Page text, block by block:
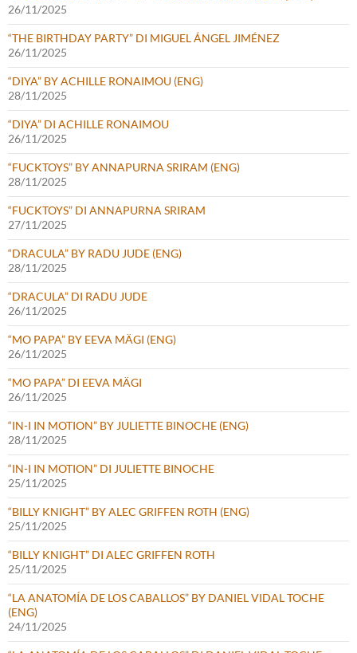
26/11/2025
“THE BIRTHDAY PARTY” DI MIGUEL ÁNGEL JIMÉNEZ
26/11/2025
“DIYA” BY ACHILLE RONAIMOU (ENG)
28/11/2025
“DIYA” DI ACHILLE RONAIMOU
26/11/2025
“FUCKTOYS” BY ANNAPURNA SRIRAM (ENG)
28/11/2025
“FUCKTOYS” DI ANNAPURNA SRIRAM
27/11/2025
“DRACULA” BY RADU JUDE (ENG)
28/11/2025
“DRACULA” DI RADU JUDE
26/11/2025
“MO PAPA” BY EEVA MÄGI (ENG)
26/11/2025
“MO PAPA” DI EEVA MÄGI
26/11/2025
“IN-I IN MOTION” BY JULIETTE BINOCHE (ENG)
28/11/2025
“IN-I IN MOTION” DI JULIETTE BINOCHE
25/11/2025
“BILLY KNIGHT” BY ALEC GRIFFEN ROTH (ENG)
25/11/2025
“BILLY KNIGHT” DI ALEC GRIFFEN ROTH
25/11/2025
“LA ANATOMÍA DE LOS CABALLOS” BY DANIEL VIDAL TOCHE
(ENG)
24/11/2025